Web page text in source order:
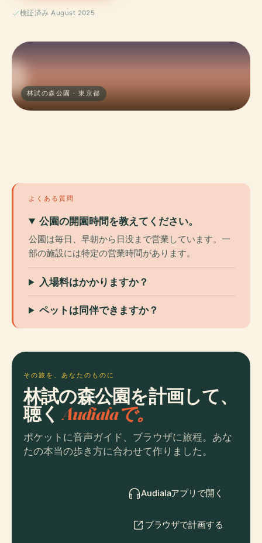
検証済み August 2025
林試の森公園 · 東京都
よくある質問
公園の開園時間を教えてください。
公園は毎日、早朝から日没まで営業しています。一
部の施設には特定の営業時間があります。
入場料はかかりますか？
ペットは同伴できますか？
その旅を、あなたのものに
林試の森公園を計画して、
聴くAudialaで。
ポケットに音声ガイド、ブラウザに旅程。あな
たの本当の歩き方に合わせて作りました。
Audialaアプリで開く
ブラウザで計画する